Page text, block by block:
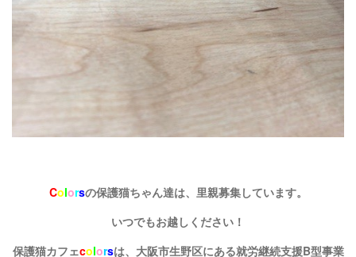
Colorsの保護猫ちゃん達は、里親募集しています。
いつでもお越しください！
保護猫カフェcolorsは、大阪市生野区にある就労継続支援B型事業